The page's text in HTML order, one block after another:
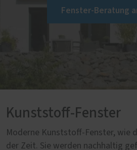
Fenster-Beratung
Kunststoff-Fenster
Moderne Kunststoff-Fenster, wie
der Zeit. Sie werden nachhaltig